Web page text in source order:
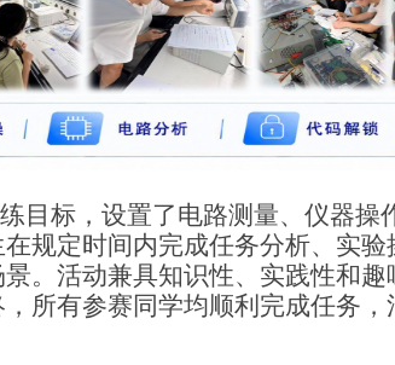
目标，设置了电路测量、仪器操
规定时间内完成任务分析、实
。活动兼具知识性、实践性和
所有参赛同学均顺利完成任务